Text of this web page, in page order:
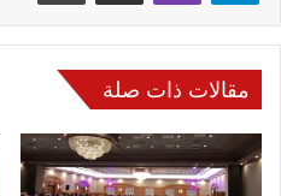
مقالات ذات صلة